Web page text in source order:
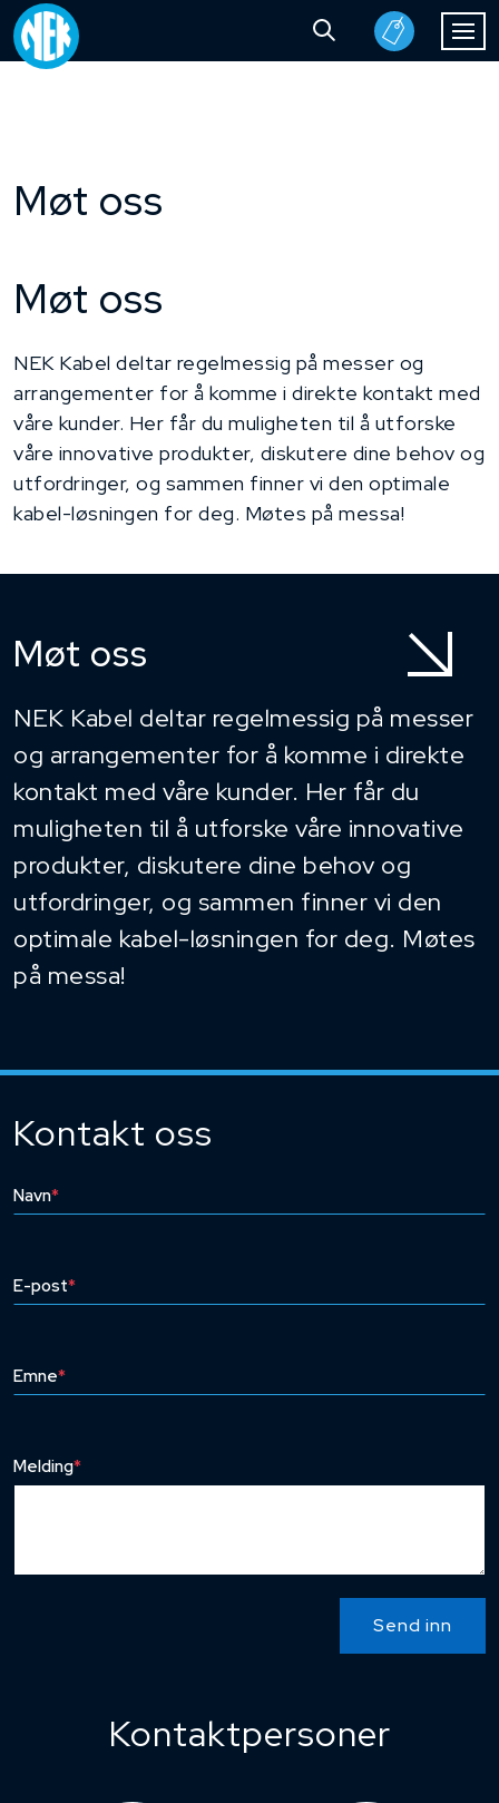
Møt oss
Møt oss
NEK Kabel deltar regelmessig på messer og
arrangementer for å komme i direkte kontakt med
våre kunder. Her får du muligheten til å utforske
våre innovative produkter, diskutere dine behov og
utfordringer, og sammen finner vi den optimale
kabel-løsningen for deg. Møtes på messa!
Møt oss
NEK Kabel deltar regelmessig på messer
og arrangementer for å komme i direkte
kontakt med våre kunder. Her får du
muligheten til å utforske våre innovative
produkter, diskutere dine behov og
utfordringer, og sammen finner vi den
optimale kabel-løsningen for deg. Møtes
på messa!
Kontakt oss
Navn*
E-post*
Emne*
Melding*
Send inn
Kontaktpersoner